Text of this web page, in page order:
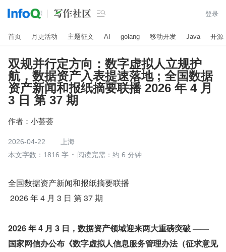
 登录
首页 月更活动 主题征文 AI golang 移动开发 Java 开源
双规并行定方向：数字虚拟人立规护
航，数据资产入表提速落地 ; 全国数据
资产新闻和报纸摘要联播 2026 年 4 月
3 日 第 37 期
作者： 小荟荟
2026-04-22
上海
本文字数：1816 字
阅读完需：约 6 分钟
全国数据资产新闻和报纸摘要联播
2026 年 4 月 3 日 第 37 期
2026 年 4 月 3 日，数据资产领域迎来两大重磅突破 ——
国家网信办公布《数字虚拟人信息服务管理办法（征求意见